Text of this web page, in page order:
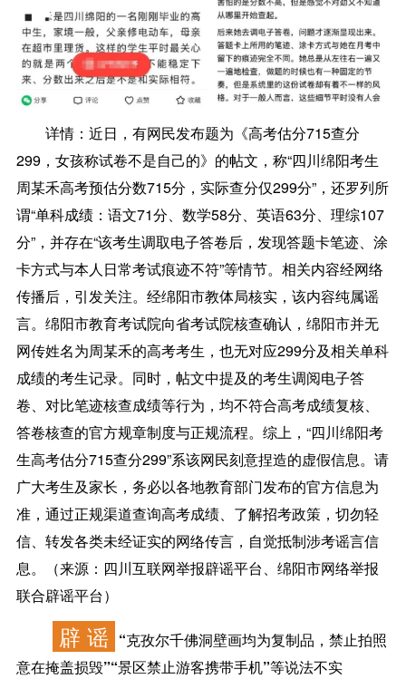
详情： 近日，有网民发布题为《高考估分715查分
299，女孩称试卷不是自己的》的帖文，称“四川绵阳考生
周某禾高考预估分数715分，实际查分仅299分”，还罗列所
谓“单科成绩：语文71分、数学58分、英语63分、理综107
分”，并存在“该考生调取电子答卷后，发现答题卡笔迹、涂
卡方式与本人日常考试痕迹不符”等情节。相关内容经网络
传播后，引发关注。经绵阳市教体局核实，该内容纯属谣
言。绵阳市教育考试院向省考试院核查确认，绵阳市并无
网传姓名为周某禾的高考考生，也无对应299分及相关单科
成绩的考生记录。同时，帖文中提及的考生调阅电子答
卷、对比笔迹核查成绩等行为，均不符合高考成绩复核、
答卷核查的官方规章制度与正规流程。综上，“四川绵阳考
生高考估分715查分299”系该网民刻意捏造的虚假信息。请
广大考生及家长，务必以各地教育部门发布的官方信息为
准，通过正规渠道查询高考成绩、了解招考政策，切勿轻
信、转发各类未经证实的网络传言，自觉抵制涉考谣言信
息。（来源：四川互联网举报辟谣平台、绵阳市网络举报
联合辟谣平台）
辟 谣 “克孜尔千佛洞壁画均为复制品，禁止拍照
意在掩盖损毁”“景区禁止游客携带手机”等说法不实